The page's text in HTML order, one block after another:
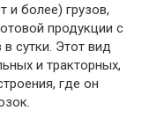
и более) грузов,
продукции с
сутки. Этот вид
и тракторных,
где он